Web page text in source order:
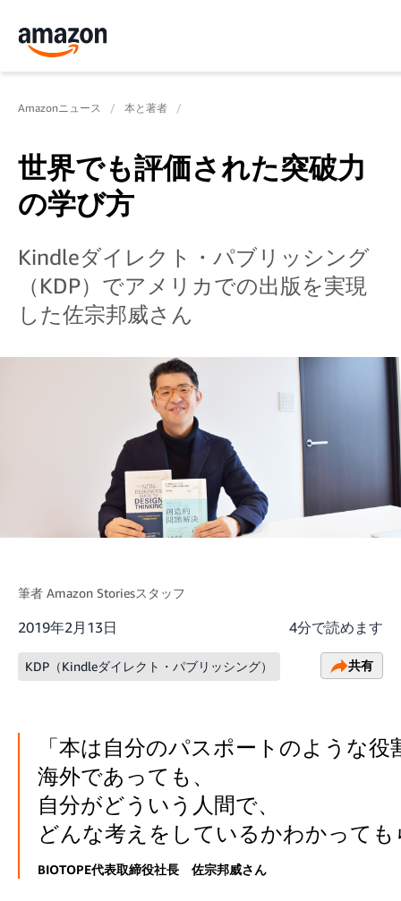
Amazonニュース 本と著者
世界でも評価された突破力
の学び方
Kindleダイレクト・パブリッシング
（KDP）でアメリカでの出版を実現
した佐宗邦威さん
筆者 Amazon Storiesスタッフ
2019年2月13日 4分で読めます
KDP（Kindleダイレクト・パブリッシング） 共有
「本は自分のパスポートのような
海外であっても、
自分がどういう人間で、
どんな考えをしているかわかって
BIOTOPE代表取締役社長 佐宗邦威さん